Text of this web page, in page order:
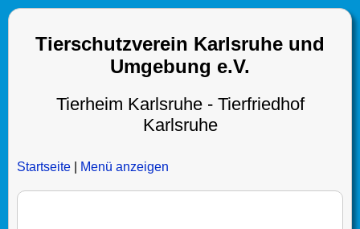
Tierschutzverein Karlsruhe und
Umgebung e.V.
Tierheim Karlsruhe - Tierfriedhof
Karlsruhe
Startseite Menü anzeigen